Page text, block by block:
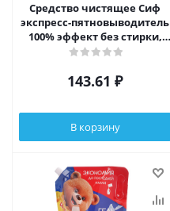
Средство чистящее Сиф
экспресс-пятновыводитель
100% эффект без стирки,
100мл
143.61 ₽
В корзину